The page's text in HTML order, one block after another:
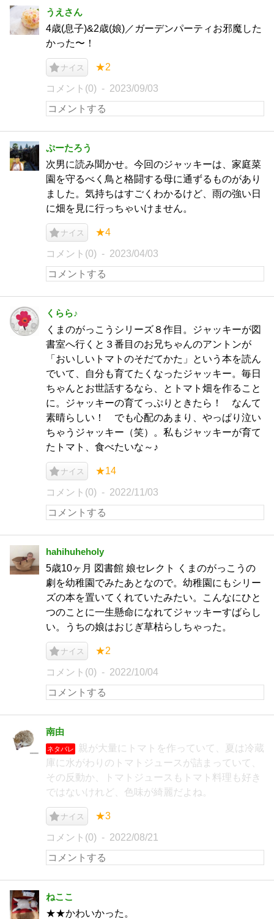
うえさん
4歳(息子)&2歳(娘)／ガーデンパーティお邪魔した
かった〜！
ナイス ★2
コメント(0) 2023/09/03
ぷーたろう
次男に読み聞かせ。今回のジャッキーは、家庭菜
園を守るべく鳥と格闘する母に通ずるものがあり
ました。気持ちはすごくわかるけど、雨の強い日
に畑を見に行っちゃいけません。
ナイス ★4
コメント(0) 2023/04/03
くらら♪
くまのがっこうシリーズ８作目。ジャッキーが図
書室へ行くと３番目のお兄ちゃんのアントンが
「おいしいトマトのそだてかた」という本を読ん
でいて、自分も育てたくなったジャッキー。毎日
ちゃんとお世話するなら、とトマト畑を作ること
に。ジャッキーの育てっぷりときたら！ なんて
素晴らしい！ でも心配のあまり、やっぱり泣い
ちゃうジャッキー（笑）。私もジャッキーが育て
たトマト、食べたいな～♪
ナイス ★14
コメント(0) 2022/11/03
hahihuheholy
5歳10ヶ月 図書館 娘セレクト くまのがっこうの
劇を幼稚園でみたあとなので。幼稚園にもシリー
ズの本を置いてくれていたみたい。こんなにひと
つのことに一生懸命になれてジャッキーすばらし
い。うちの娘はおじぎ草枯らしちゃった。
ナイス ★2
コメント(0) 2022/10/04
南由
ネタバレ
親が大量にトマトを作っていて、夏は冷蔵
庫に水がわりのトマトジュースが詰まっていて、
その反動か、トマトジュースもトマト料理も好き
ではないけれど、色味が綺麗だよね。
ナイス ★3
コメント(0) 2022/08/21
ねここ
★★かわいかった。